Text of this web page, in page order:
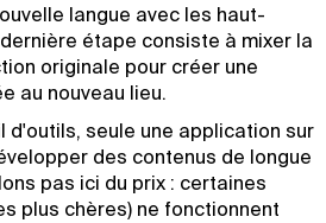
langue avec les haut-
étape consiste à mixer la
originale pour créer une
au nouveau lieu.
d'outils, seule une application sur
des contenus de longue
pas ici du prix : certaines
plus chères) ne fonctionnent